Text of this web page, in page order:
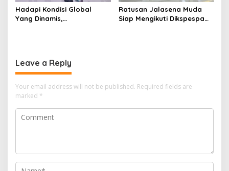
Hadapi Kondisi Global
Yang Dinamis,
Ratusan Jalasena Muda
Siap Mengikuti Dikspespa
Leave a Reply
Your email address will not be published. Required fields are
marked *